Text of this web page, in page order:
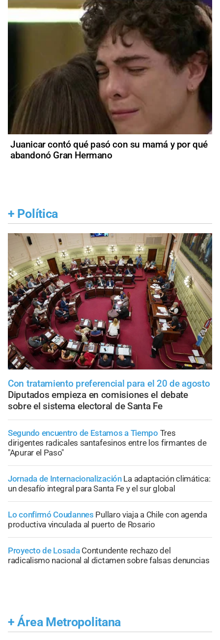
Juanicar contó qué pasó con su mamá y por qué
abandonó Gran Hermano
+ Política
Con tratamiento preferencial para el 20 de agosto
Diputados empieza en comisiones el debate
sobre el sistema electoral de Santa Fe
Segundo encuentro de Estamos a Tiempo Tres
dirigentes radicales santafesinos entre los firmantes de
"Apurar el Paso"
Jornada de Internacionalización La adaptación climática:
un desafío integral para Santa Fe y el sur global
Lo confirmó Coudannes Pullaro viaja a Chile con agenda
productiva vinculada al puerto de Rosario
Proyecto de Losada Contundente rechazo del
radicalismo nacional al dictamen sobre falsas denuncias
+ Área Metropolitana